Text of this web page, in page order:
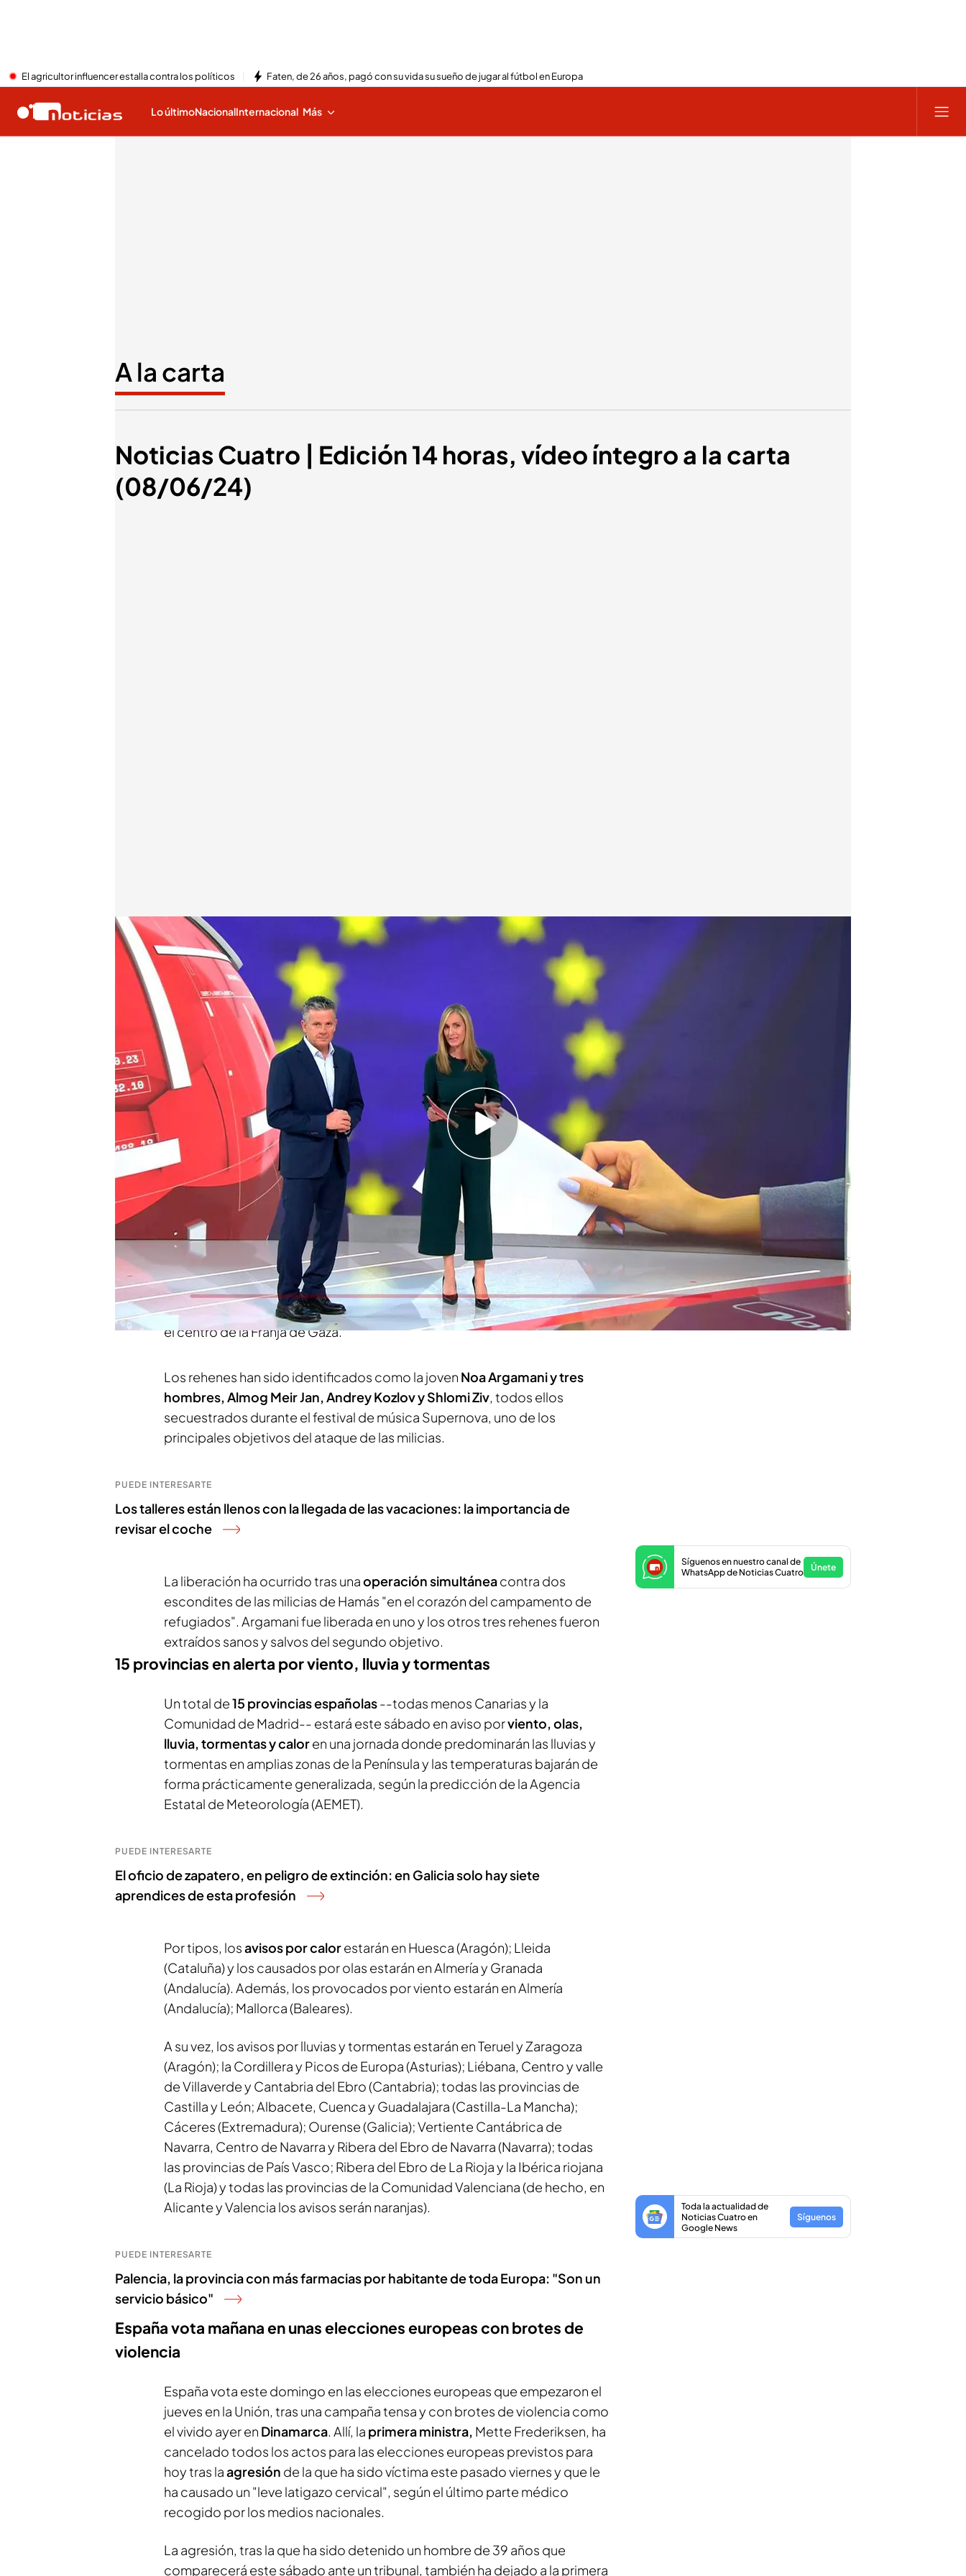
El agricultor influencer estalla contra los políticos Faten, de 26 años, pagó con su vida su sueño de jugar al fútbol en Europa
Lo últimoNacionalInternacional Más
A la carta
Noticias Cuatro | Edición 14 horas, vídeo íntegro a la carta
(08/06/24)
Las noticias, de la mano de Roberto Arce y Marta Reyero Noticias Cuatro
Redacción digital Noticias Cuatro
08 JUN 2024 - 15:32h.
Israel anuncia el rescate de cuatro rehenes con vida tras una
operación en el centro de Gaza
15 provincias en alerta por viento, lluvia y tormentas
España vota mañana en unas elecciones europeas con brotes de
violencia
Compartir
Israel anuncia el rescate de cuatro rehenes con vida tras una
operación en el centro de Gaza
El Ejército deIsraelha anunciado este sábado que harescatado con vida
a cuatro rehenessecuestrados en el ataque de las milicias palestinas del 7
de octubre tras una operación en el campo de refugiados de Nuseirat, en
el centro de la Franja de Gaza.
Los rehenes han sido identificados como la joven Noa Argamani y tres
hombres, Almog Meir Jan, Andrey Kozlov y Shlomi Ziv, todos ellos
secuestrados durante el festival de música Supernova, uno de los
principales objetivos del ataque de las milicias.
PUEDE INTERESARTE
Los talleres están llenos con la llegada de las vacaciones: la importancia de
revisar el coche
La liberación ha ocurrido tras unaoperación simultáneacontra dos
escondites de las milicias de Hamás "en el corazón del campamento de
refugiados". Argamani fue liberada en uno y los otros tres rehenes fueron
extraídos sanos y salvos del segundo objetivo.
15 provincias en alerta por viento, lluvia y tormentas
Un total de15 provincias españolas--todas menos Canarias y la
Comunidad de Madrid-- estará este sábado en aviso porviento, olas,
lluvia, tormentas y caloren una jornada donde predominarán las lluvias y
tormentas en amplias zonas de la Península y las temperaturas bajarán de
forma prácticamente generalizada, según la predicción de la Agencia
Estatal de Meteorología (AEMET).
PUEDE INTERESARTE
El oficio de zapatero, en peligro de extinción: en Galicia solo hay siete
aprendices de esta profesión
Por tipos, losavisos por calorestarán en Huesca (Aragón); Lleida
(Cataluña) y los causados por olas estarán en Almería y Granada
(Andalucía). Además, los provocados por viento estarán en Almería
(Andalucía); Mallorca (Baleares).
Síguenos en nuestro canal de
WhatsApp de Noticias Cuatro
Únete
A su vez, los avisos por lluvias y tormentas estarán en Teruel y Zaragoza
(Aragón); la Cordillera y Picos de Europa (Asturias); Liébana, Centro y valle
de Villaverde y Cantabria del Ebro (Cantabria); todas las provincias de
Castilla y León; Albacete, Cuenca y Guadalajara (Castilla-La Mancha);
Cáceres (Extremadura); Ourense (Galicia); Vertiente Cantábrica de
Navarra, Centro de Navarra y Ribera del Ebro de Navarra (Navarra); todas
las provincias de País Vasco; Ribera del Ebro de La Rioja y la Ibérica riojana
(La Rioja) y todas las provincias de la Comunidad Valenciana (de hecho, en
Alicante y Valencia los avisos serán naranjas).
PUEDE INTERESARTE
Palencia, la provincia con más farmacias por habitante de toda Europa: "Son un
servicio básico"
España vota mañana en unas elecciones europeas con brotes de
violencia
España vota este domingo en las elecciones europeas que empezaron el
jueves en la Unión, tras una campaña tensa y con brotes de violencia como
el vivido ayer en Dinamarca. Allí, la primera ministra, Mette Frederiksen, ha
cancelado todos los actos para las elecciones europeas previstos para
hoy tras laagresión de la que ha sido víctima este pasado viernes y que le
ha causado un "leve latigazo cervical", según el último parte médico
recogido por los medios nacionales.
Toda la actualidad de
Noticias Cuatro en
Google News
Síguenos
La agresión, tras la que ha sido detenido un hombre de 39 años que
comparecerá este sábado ante un tribunal, también ha dejado a la primera